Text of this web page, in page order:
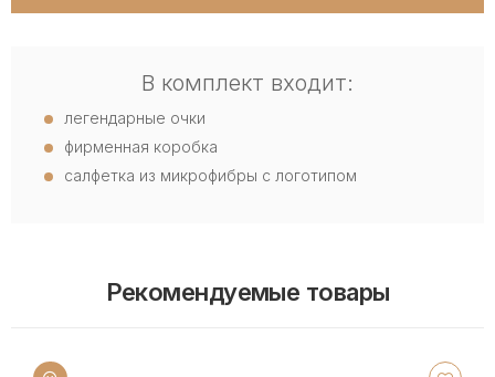
В комплект входит:
легендарные очки
фирменная коробка
салфетка из микрофибры с логотипом
Рекомендуемые товары